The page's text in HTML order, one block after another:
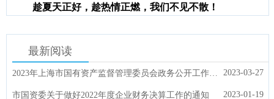
趁夏天正好，趁热情正燃，我们不见不散！
最新阅读
2023-03-27
2023年上海市国有资产监督管理委员会政务公开工作要点
2023-01-19
市国资委关于做好2022年度企业财务决算工作的通知